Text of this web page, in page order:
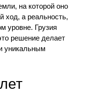
на которой оно
ход, а реальность,
уровне. Грузия
решение делает
уникальным